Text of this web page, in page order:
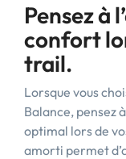
Pensez à
confort
trail.
Lorsque vous
Balance, pensez
optimal lors de
amorti permet